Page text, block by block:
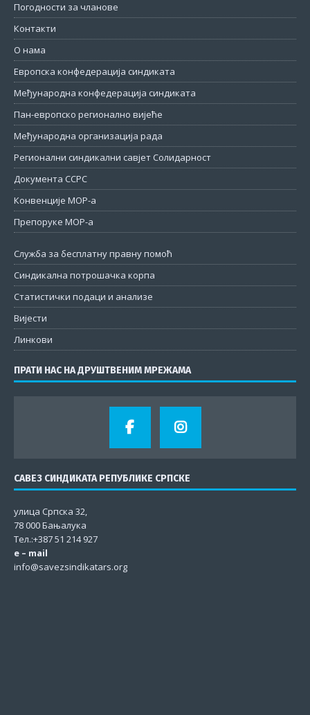
Погодности за чланове
Контакти
О нама
Европска конфедерација синдиката
Међународна конфедерација синдиката
Пан-европско регионално вијеће
Међународна организација рада
Регионални синдикални савјет Солидарност
Документа ССРС
Конвенције МОР-а
Препоруке МОР-а
Служба за бесплатну правну помоћ
Синдикална потрошачка корпа
Статистички подаци и анализе
Вијести
Линкови
ПРАТИ НАС НА ДРУШТВЕНИМ МРЕЖАМА
САВЕЗ СИНДИКАТА РЕПУБЛИКЕ СРПСКЕ
улица Српска 32,
78 000 Бањалука
Тел.:+387 51 214 927
e – mail
info@savezsindikatars.org